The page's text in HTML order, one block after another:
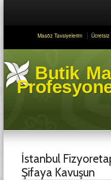
Masöz Tavsiyelerim
Butik
İstanbul
Şifaya Kavuşun